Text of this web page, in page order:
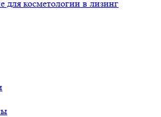
для косметологии в лизинг